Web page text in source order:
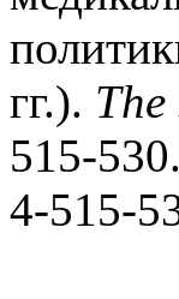
гг.).
515-
4-515-